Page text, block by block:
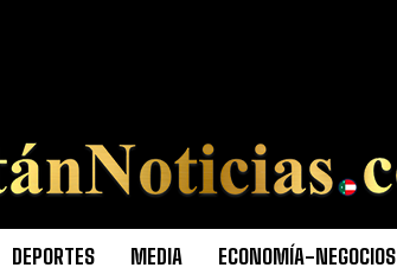
DEPORTES MEDIA ECONOMÍA-NEGOCIOS